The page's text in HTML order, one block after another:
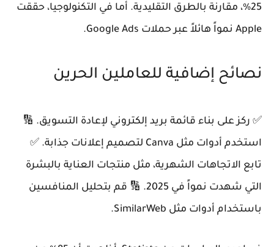
25%، مقارنة بالطرق التقليدية. أما في التكنولوجيا، حققت
Apple نمواً هائلاً عبر حملات Google Ads.
نصائح إضافية للعاملين الحرين
✅ ركز على بناء قائمة بريد إلكتروني لإعادة التسويق. 🔢
استخدم أدوات مثل Canva لتصميم إعلانات جذابة. ✅
تابع الاتجاهات الشهرية، مثل منتجات العناية بالبشرة
التي شهدت نمواً في 2025. 🔢 قم بتحليل المنافسين
باستخدام أدوات مثل SimilarWeb.